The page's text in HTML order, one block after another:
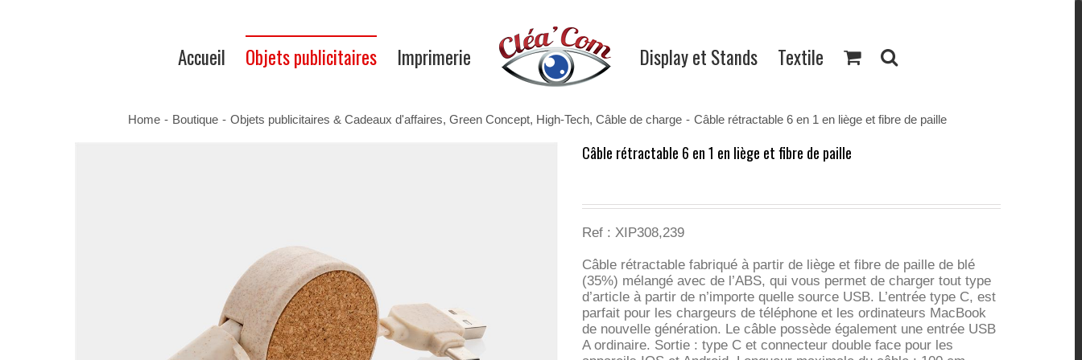
Accueil Objets publicitaires Imprimerie Display et Stands Textile
Home - Boutique - Objets publicitaires & Cadeaux d'affaires, Green Concept, High-Tech, Câble de charge - Câble rétractable 6 en 1 en liège et fibre de paille
Câble rétractable 6 en 1 en liège et fibre de paille
Ref : XIP308,239
Câble rétractable fabriqué à partir de liège et fibre de paille de blé
(35%) mélangé avec de l’ABS, qui vous permet de charger tout type
d’article à partir de n’importe quelle source USB. L’entrée type C, est
parfait pour les chargeurs de téléphone et les ordinateurs MacBook
de nouvelle génération. Le câble possède également une entrée USB
A ordinaire. Sortie : type C et connecteur double face pour les